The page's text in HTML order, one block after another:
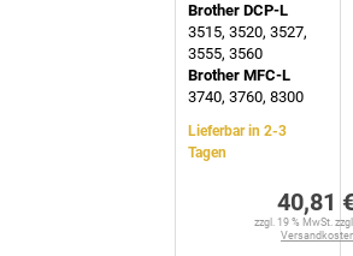
Brother DCP-L
3515, 3520, 3527,
3555, 3560
Brother MFC-L
3740, 3760, 8300
Lieferbar in 2-3
Tagen
40,81
zzgl. 19 % MwSt.